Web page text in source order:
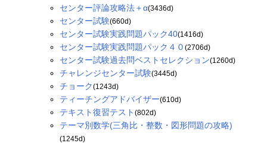
センター評論攻略法＋α(3436d)
センター試験(660d)
センター試験実践問題パック40(1416d)
センター試験実践問題パック４０ (2706d)
センター試験過去問ベストセレクション(1260d)
チャレンジセンター試験(3445d)
チョーク(1243d)
ティーチングアドバイザー(610d)
テキスト復習テスト (802d)
テーマ別数学(三角比・整数・図形問題の攻略)
(1245d)